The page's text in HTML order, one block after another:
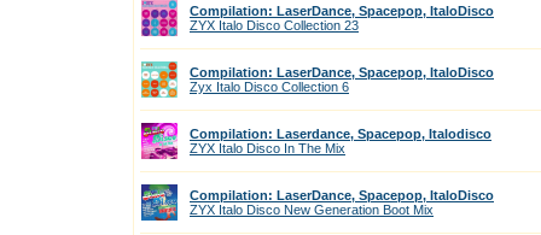
Compilation: LaserDance, Spacepop, ItaloDisco
ZYX Italo Disco Collection 23
Compilation: LaserDance, Spacepop, ItaloDisco
Zyx Italo Disco Collection 6
Compilation: Laserdance, Spacepop, Italodisco
ZYX Italo Disco In The Mix
Compilation: LaserDance, Spacepop, ItaloDisco
ZYX Italo Disco New Generation Boot Mix